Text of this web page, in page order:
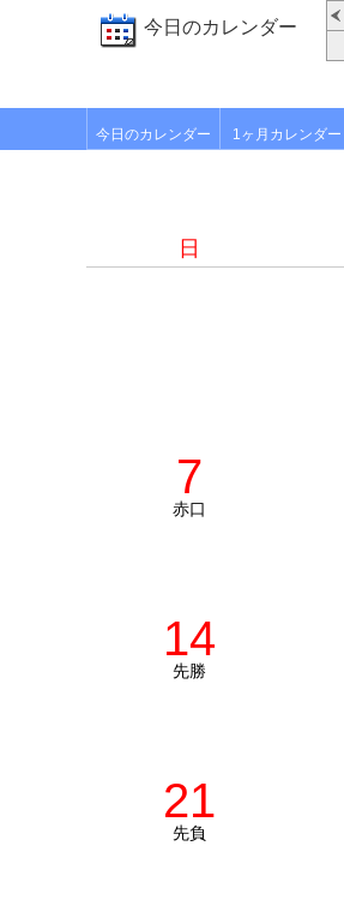
今日のカレンダー
今日のカレンダー 1ヶ月カレンダー
日
7
赤口
14
先勝
21
先負